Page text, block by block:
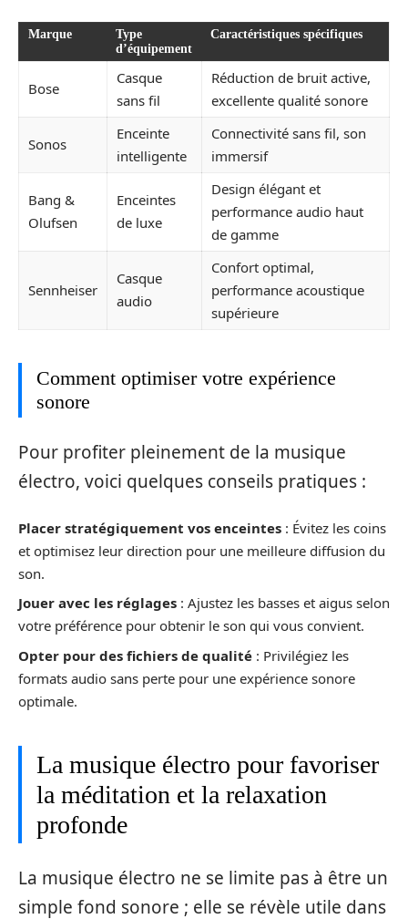
Marque
Type
d’équipement
Caractéristiques spécifiques
Bose
Casque
sans fil
Réduction de bruit active,
excellente qualité sonore
Sonos
Enceinte
intelligente
Connectivité sans fil, son
immersif
Bang &
Olufsen
Enceintes
de luxe
Design élégant et
performance audio haut
de gamme
Sennheiser
Casque
audio
Confort optimal,
performance acoustique
supérieure
Comment optimiser votre expérience
sonore
Pour profiter pleinement de la musique
électro, voici quelques conseils pratiques :
Placer stratégiquement vos enceintes : Évitez les coins
et optimisez leur direction pour une meilleure diffusion du
son.
Jouer avec les réglages : Ajustez les basses et aigus selon
votre préférence pour obtenir le son qui vous convient.
Opter pour des fichiers de qualité : Privilégiez les
formats audio sans perte pour une expérience sonore
optimale.
La musique électro pour favoriser
la méditation et la relaxation
profonde
La musique électro ne se limite pas à être un
simple fond sonore ; elle se révèle utile dans